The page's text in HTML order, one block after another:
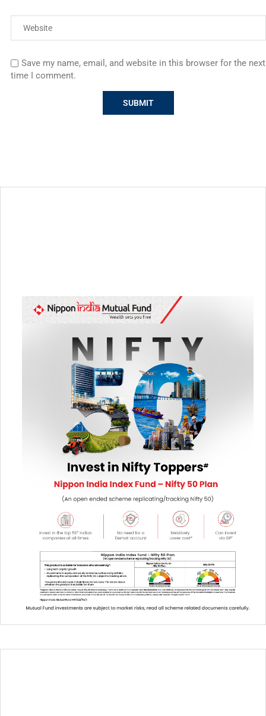
Save my name, email, and website in this browser for the next
time I comment.